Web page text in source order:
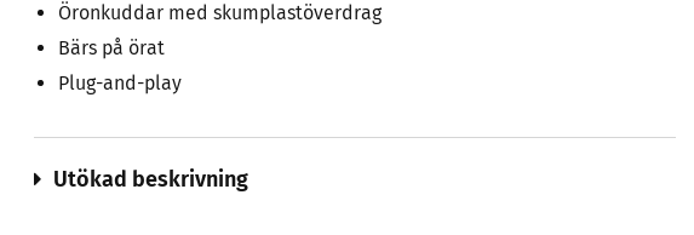
Öronkuddar med skumplastöverdrag
Bärs på örat
Plug-and-play
Utökad beskrivning